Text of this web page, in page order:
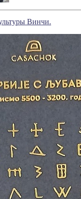
Винчи.